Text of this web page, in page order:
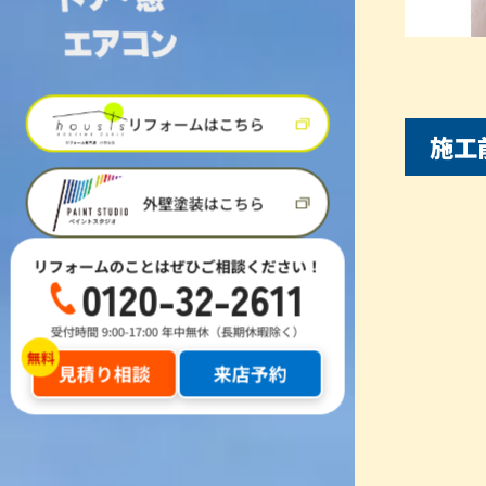
リフォームはこちら
外壁塗装はこちら
リフォームのことはぜひご相談ください！
0120-32-2611
受付時間 9:00-17:00 年中無休（長期休暇除く）
見積り相談 来店予約
施工